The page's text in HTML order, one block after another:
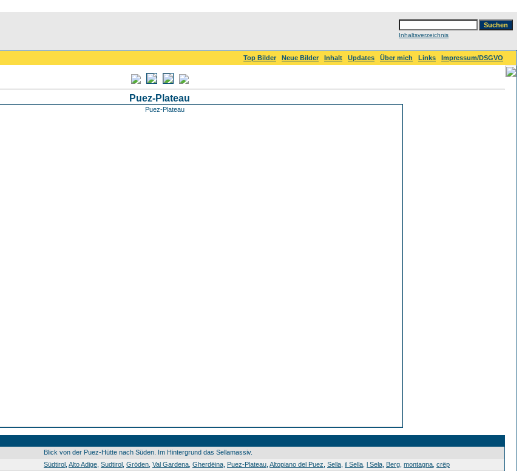
Inhaltsverzeichnis
Top Bilder Neue Bilder Inhalt Updates Über mich Links
Impressum/DSGVO
Puez-Plateau
Blick von der Puez-Hütte nach Süden. Im Hintergrund das Sellamassiv.
Südtirol Alto Adige Sudtirol Gröden Val Gardena Gherdëina Puez-Plateau Altopiano del Puez Sella il Sella l Sela Berg montagna crëp